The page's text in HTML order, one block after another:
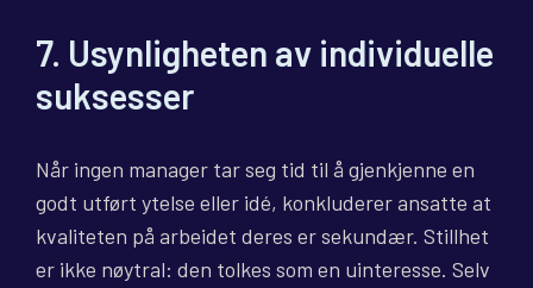
7. Usynligheten av individuelle
suksesser
Når ingen manager tar seg tid til å gjenkjenne en
godt utført ytelse eller idé, konkluderer ansatte at
kvaliteten på arbeidet deres er sekundær. Stillhet
er ikke nøytral: den tolkes som en uinteresse. Selv